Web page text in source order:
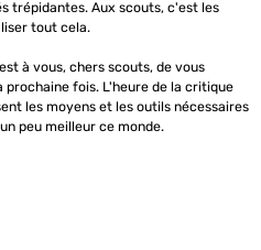
trépidantes. Aux scouts, c'est les
tout cela.
à vous, chers scouts, de vous
fois. L'heure de la critique
les moyens et les outils nécessaires
peu meilleur ce monde.